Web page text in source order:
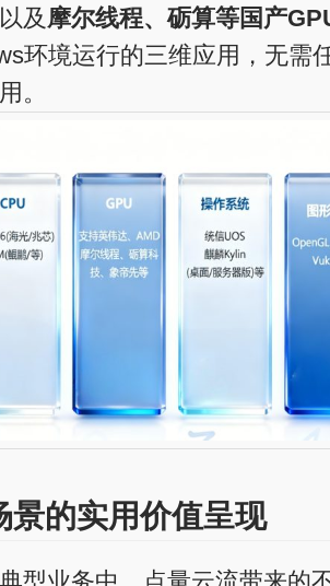
及摩尔线程、砺算等国产
环境运行的三维应用，无需
。
景的实用价值呈现